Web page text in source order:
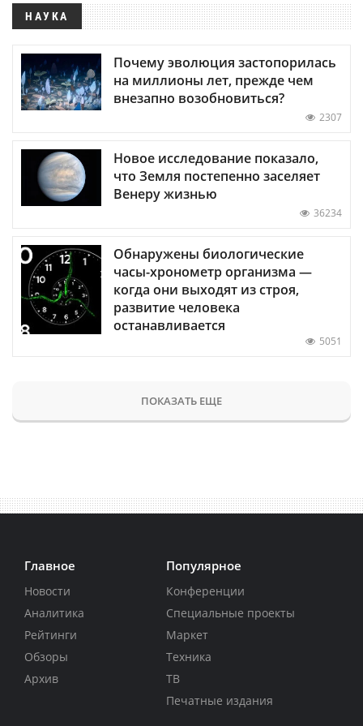
НАУКА
Почему эволюция застопорилась
на миллионы лет, прежде чем
внезапно возобновиться?
2307
Новое исследование показало,
что Земля постепенно заселяет
Венеру жизнью
36234
Обнаружены биологические
часы-хронометр организма —
когда они выходят из строя,
развитие человека
останавливается
5051
ПОКАЗАТЬ ЕЩЕ
Главное
Новости
Аналитика
Рейтинги
Обзоры
Архив
Популярное
Конференции
Специальные проекты
Маркет
Техника
ТВ
Печатные издания